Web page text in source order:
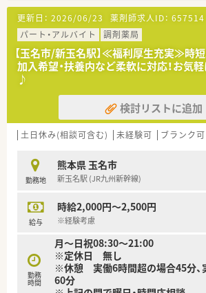
きたい方
■ライフスタイルに合わせて長くご勤務し
■薬局内は白を基調とした綺麗な薬局で
■投薬カウンターは投薬口ごとに仕切り板
ライバシーへの対応を行っています。
■お子様の患者様も多く簡単なキッズスペ
■未経験やブランクがある方も歓迎です
導しますので安心です。
更新日： 2026/06/23 薬剤師求人ID： 657514
パート・アルバイト
調剤薬局
【玉名市/新玉名駅】≪福利厚生充実≫時
加入希望・扶養内など柔軟に対応！お気
♪
検討リストに追加
土日休み(相談可含む) 未経験可 ブランク可
勤務地
熊本県 玉名市
新玉名駅 (JR九州新幹線)
給与
時給2,000円～2,500円
※経験考慮
勤務
時間
月～日祝08:30～21:00
※定休日 無し
※休憩 実働6時間超の場合45分、
60分